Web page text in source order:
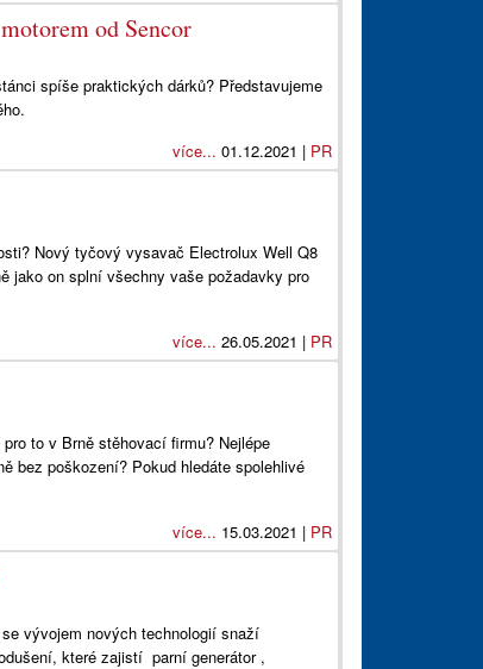
od Sencor
spíše praktických dárků? Představujeme
více... 01.12.2021 | PR
Nový tyčový vysavač Electrolux Well Q8
jako on splní všechny vaše požadavky pro
více... 26.05.2021 | PR
to v Brně stěhovací firmu? Nejlépe
bez poškození? Pokud hledáte spolehlivé
více... 15.03.2021 | PR
vývojem nových technologií snaží
které zajistí parní generátor ,